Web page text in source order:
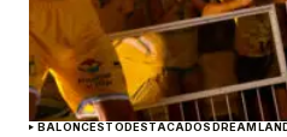
BALONCESTO DESTACADOS